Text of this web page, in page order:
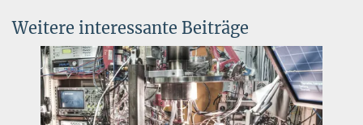
+49 89 32905-311
gerhard.rempe@...
Max-Planck-Institut für Quantenoptik, Garching
Katharina Jarrah
Presse- und Öffentlichkeitsarbeit
Weitere interessante Beiträge